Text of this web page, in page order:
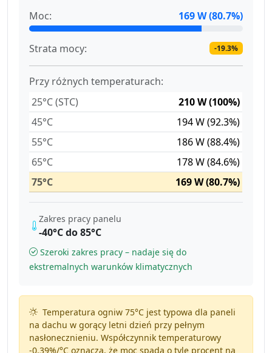
Moc:
169 W (80.7%)
Strata mocy: -19.3%
Przy różnych temperaturach:
25°C (STC)
210 W (100%)
45°C
194 W (92.3%)
55°C
186 W (88.4%)
65°C
178 W (84.6%)
75°C
169 W (80.7%)
Zakres pracy panelu
-40°C do 85°C
Szeroki zakres pracy – nadaje się do
ekstremalnych warunków klimatycznych
Temperatura ogniw 75°C jest typowa dla paneli
na dachu w gorący letni dzień przy pełnym
nasłonecznieniu. Współczynnik temperaturowy
-0.39%/°Coznacza, że moc spada o tyle procent na